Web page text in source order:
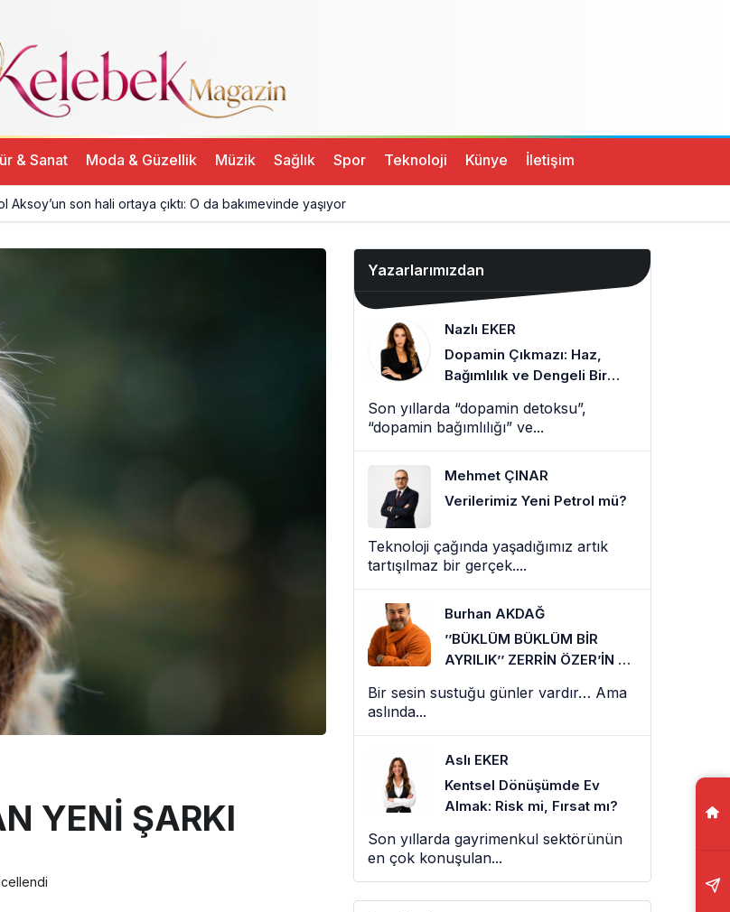
& Sanat Moda & Güzellik Müzik Sağlık Spor Teknoloji Künye İletişim
Aksoy’un son hali ortaya çıktı: O da bakımevinde yaşıyor
YENİ ŞARKI
Yazarlarımızdan
Nazlı EKER
Dopamin Çıkmazı: Haz,
Bağımlılık ve Dengeli Bir
Son yıllarda “dopamin detoksu”,
“dopamin bağımlılığı” ve...
Mehmet ÇINAR
Verilerimiz Yeni Petrol mü?
Teknoloji çağında yaşadığımız artık
tartışılmaz bir gerçek....
Burhan AKDAĞ
’’BÜKLÜM BÜKLÜM BİR
AYRILIK’’ ZERRİN ÖZER’İN EN
Bir sesin sustuğu günler vardır… Ama
aslında...
Aslı EKER
Kentsel Dönüşümde Ev
Almak: Risk mi, Fırsat mı?
Son yıllarda gayrimenkul sektörünün
en çok konuşulan...